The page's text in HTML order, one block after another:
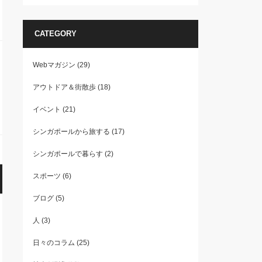
CATEGORY
Webマガジン (29)
アウトドア＆街散歩(18)
イベント (21)
シンガポールから旅する (17)
シンガポールで暮らす(2)
スポーツ (6)
ブログ(5)
人 (3)
日々のコラム (25)